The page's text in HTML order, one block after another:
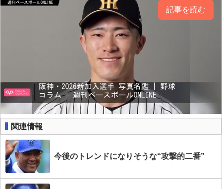
記事を読む
関連情報
今後のトレンドになりそうな“攻撃的二番”